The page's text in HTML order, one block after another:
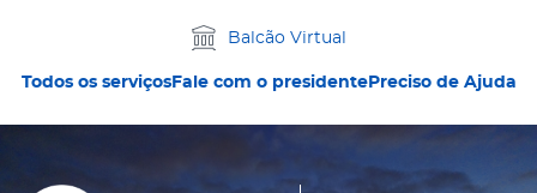
Balcão Virtual
Todos os serviçosFale com o presidentePreciso de Ajuda